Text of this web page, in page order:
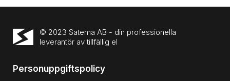
© 2023 Satema AB - din professionella
leverantör av tillfällig el
Personuppgiftspolicy